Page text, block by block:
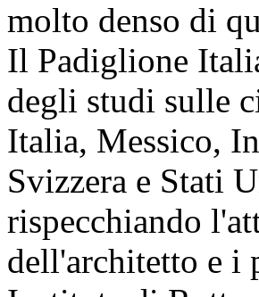
molto denso di
Il Padiglione
degli studi sulle
Italia, Messico,
Svizzera e Stati
rispecchiando
dell'architetto e i